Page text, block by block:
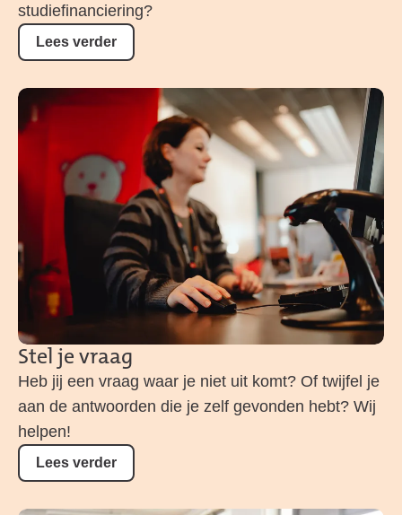
Lees verder
studiefinanciering?
Lees verder
Stel je vraag
Heb jij een vraag waar je niet uit komt? Of twijfel je
aan de antwoorden die je zelf gevonden hebt? Wij
helpen!